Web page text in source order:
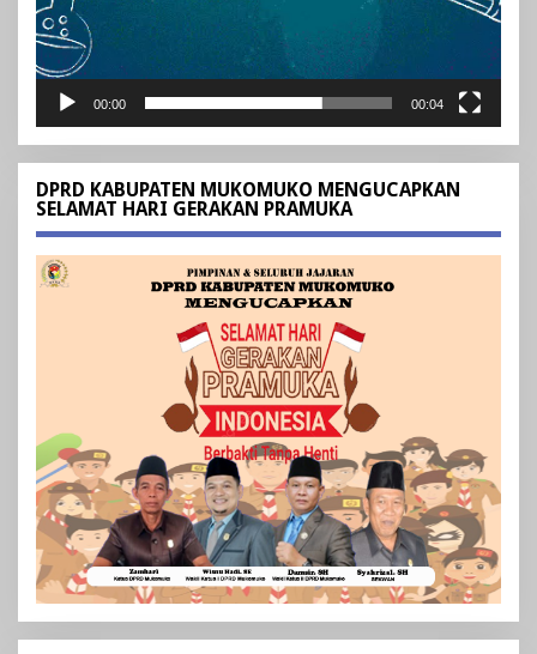
00:00 00:04
DPRD KABUPATEN MUKOMUKO MENGUCAPKAN
SELAMAT HARI GERAKAN PRAMUKA